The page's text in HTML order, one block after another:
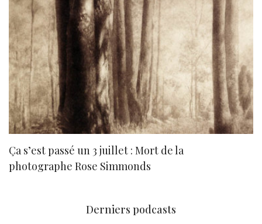
Ça s’est passé un 3 juillet : Mort de la
photographe Rose Simmonds
Derniers podcasts